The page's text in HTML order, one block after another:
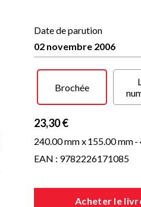
Date de parution
02 novembre 2006
Brochée
23,30 €
240.00 mm x155.00 mm-
EAN : 9782226171085
Acheter le